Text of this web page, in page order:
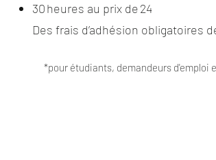
30 heures au prix de 24
Des frais d’adhésion obligatoires
*pour étudiants, demandeurs d'emploi